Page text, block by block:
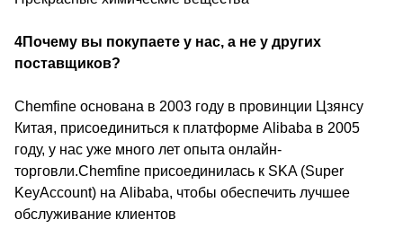
4Почему вы покупаете у нас, а не у других
поставщиков?
Chemfine основана в 2003 году в провинции Цзянсу
Китая, присоединиться к платформе Alibaba в 2005
году, у нас уже много лет опыта онлайн-
торговли.Chemfine присоединилась к SKA (Super
KeyAccount) на Alibaba, чтобы обеспечить лучшее
обслуживание клиентов